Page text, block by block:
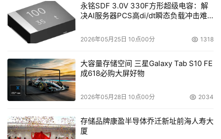
永铭SDF 3.0V 330F方形超级电容：解
决AI服务器PCS高di/dt瞬态负载冲击难
2026年05月25日 10点00分 1318
大容量存储空间 三星Galaxy Tab S10 FE
成618必购大屏好物
2026年05月28日 10点00分 2034
存储品牌康盈半导体乔迁新址前海人寿大
厦